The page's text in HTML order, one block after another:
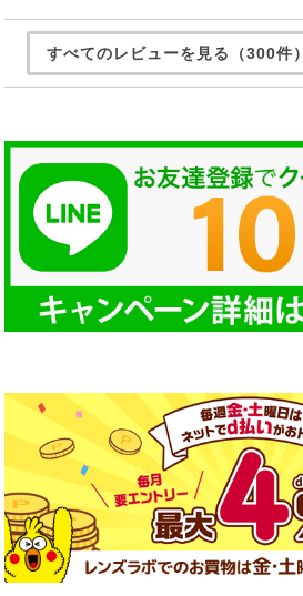
すべてのレビューを見る（300件）